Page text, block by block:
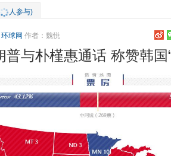
人参与)
环球网 作者：魏悦
普与朴槿惠通话 称赞韩国